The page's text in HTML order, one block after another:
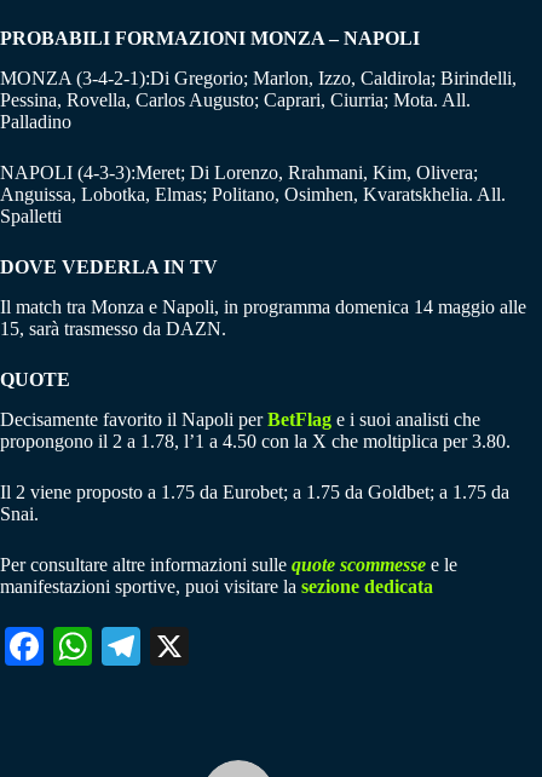
PROBABILI FORMAZIONI MONZA – NAPOLI
MONZA (3-4-2-1):Di Gregorio; Marlon, Izzo, Caldirola; Birindelli,
Pessina, Rovella, Carlos Augusto; Caprari, Ciurria; Mota. All.
Palladino
NAPOLI (4-3-3):Meret; Di Lorenzo, Rrahmani, Kim, Olivera;
Anguissa, Lobotka, Elmas; Politano, Osimhen, Kvaratskhelia. All.
Spalletti
DOVE VEDERLA IN TV
Il match tra Monza e Napoli, in programma domenica 14 maggio alle
15, sarà trasmesso da DAZN.
QUOTE
Decisamente favorito il Napoli perBetFlag e i suoi analisti che
propongono il 2 a 1.78, l’1 a 4.50 con la X che moltiplica per 3.80.
Il 2 viene proposto a 1.75 da Eurobet; a 1.75 da Goldbet; a 1.75 da
Snai.
Per consultare altre informazioni sulle quote scommesse e le
manifestazioni sportive, puoi visitare la sezione dedicata
Fa W
Te